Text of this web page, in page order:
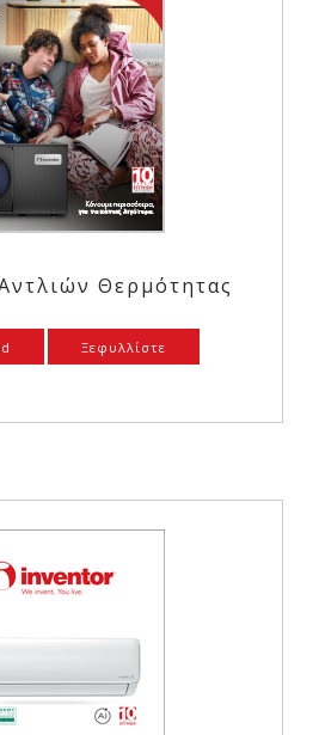
Θερμότητας
Ξεφυλλίστε